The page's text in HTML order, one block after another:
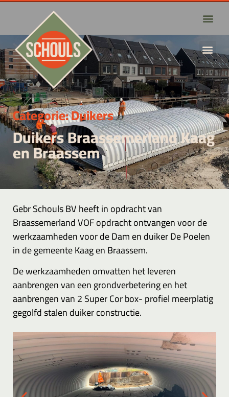
Categorie:Duikers
Duikers Braassemerland Kaag
en Braassem
Gebr Schouls BV heeft in opdracht van
Braassemerland VOF opdracht ontvangen voor de
werkzaamheden voor de Dam en duiker De Poelen
in de gemeente Kaag en Braassem.
De werkzaamheden omvatten het leveren
aanbrengen van een grondverbetering en het
aanbrengen van 2 Super Cor box- profiel meerplatig
gegolfd stalen duiker constructie.